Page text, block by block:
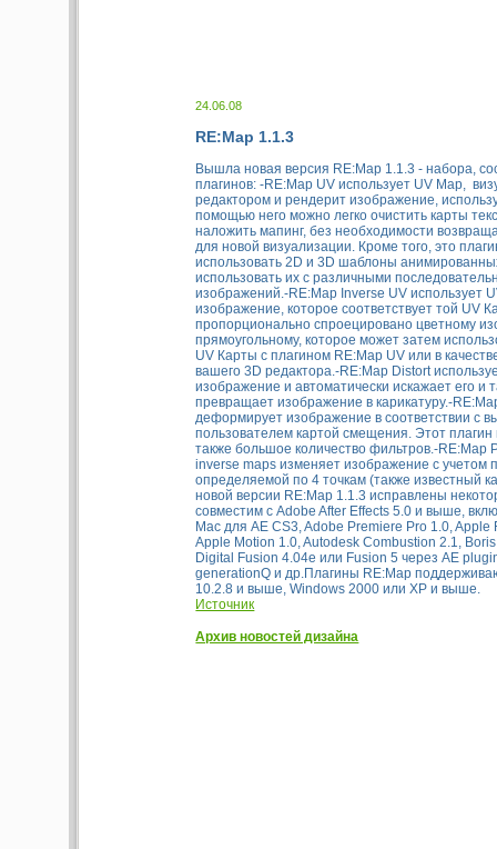
24.06.08
RE:Map 1.1.3
Вышла новая версия RE:Map 1.1.3 - набора,
плагинов: -RE:Map UV использует UV Map,
редактором и рендерит изображение,
помощью него можно легко очистить карты
наложить мапинг, без необходимости
для новой визуализации. Кроме того, это
использовать 2D и 3D шаблоны
использовать их с различными
изображений.-RE:Map Inverse UV использует
изображение, которое соответствует той UV
пропорционально спроецировано цветному
прямоугольному, которое может затем
UV Карты с плагином RE:Map UV или в
вашего 3D редактора.-RE:Map Distort
изображение и автоматически искажает его и
превращает изображение в карикатуру.-
деформирует изображение в соответствии с
пользователем картой смещения. Этот плагин
также большое количество фильтров.-RE:Map
inverse maps изменяет изображение с учетом
определяемой по 4 точкам (также известный
новой версии RE:Map 1.1.3 исправлены
совместим с Adobe After Effects 5.0 и выше,
Mac для AE CS3, Adobe Premiere Pro 1.0, Apple
Apple Motion 1.0, Autodesk Combustion 2.1,
Digital Fusion 4.04e или Fusion 5 через AE
generationQ и др.Плагины RE:Map
10.2.8 и выше, Windows 2000 или XP и выше.
Источник
Архив новостей дизайна